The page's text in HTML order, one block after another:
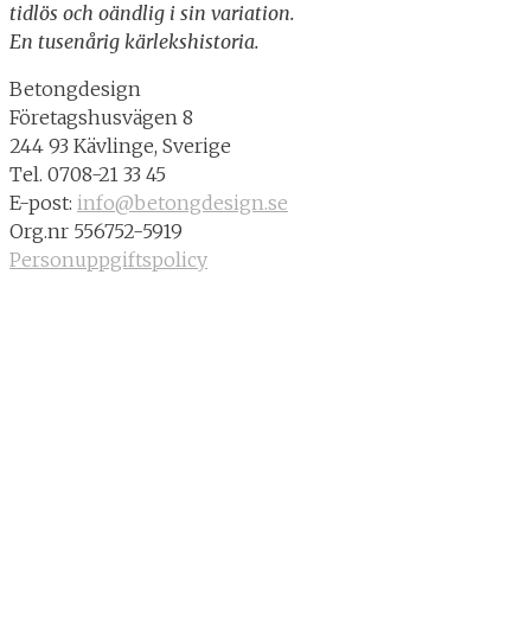
tidlös och oändlig i sin variation.
En tusenårig kärlekshistoria.
Betongdesign
Företagshusvägen 8
244 93 Kävlinge, Sverige
Tel. 0708-21 33 45
E-post: info@betongdesign.se
Org.nr 556752-5919
Personuppgiftspolicy